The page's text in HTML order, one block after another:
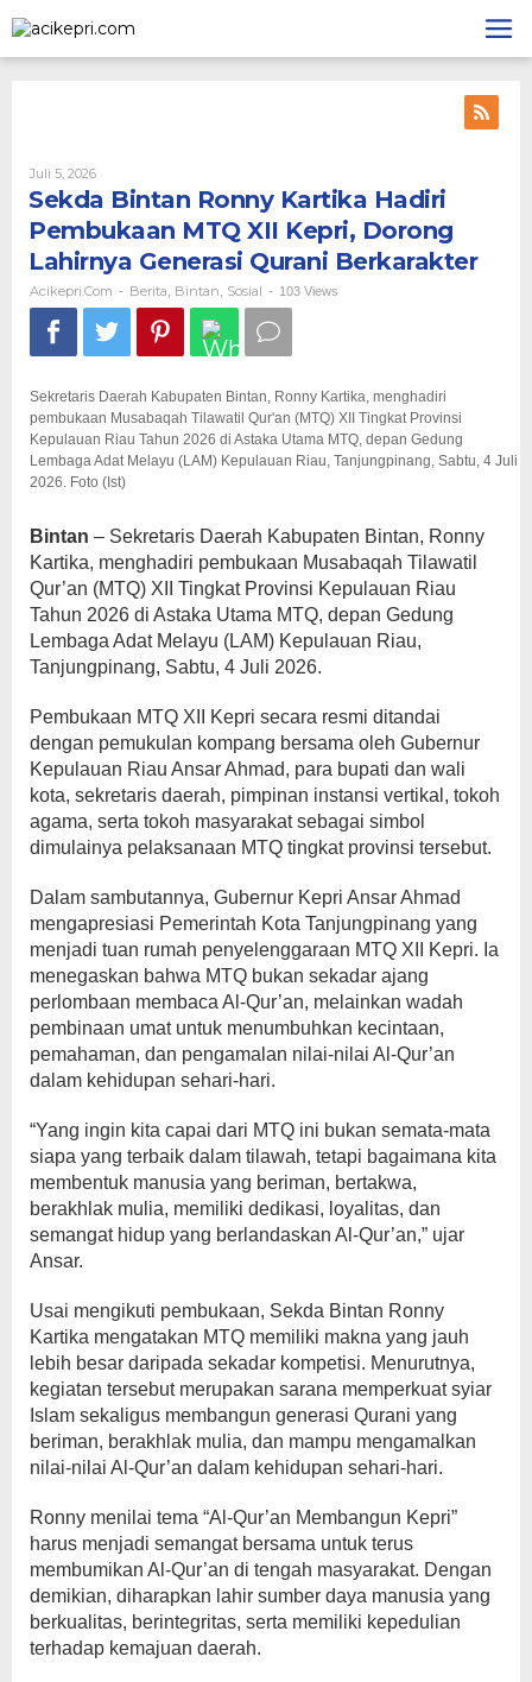
ke
konten
Juli 5, 2026Oleh
Acikepri.com
Sekda Bintan Ronny Kartika Hadiri
Pembukaan MTQ XII Kepri, Dorong
Lahirnya Generasi Qurani Berkarakter
Acikepri.com - Berita Bintan Sosial - 103 Views
Sekretaris Daerah Kabupaten Bintan, Ronny Kartika, menghadiri
pembukaan Musabaqah Tilawatil Qur'an (MTQ) XII Tingkat Provinsi
Kepulauan Riau Tahun 2026 di Astaka Utama MTQ, depan Gedung
Lembaga Adat Melayu (LAM) Kepulauan Riau, Tanjungpinang, Sabtu, 4 Juli
2026. Foto (Ist)
Bintan – Sekretaris Daerah Kabupaten Bintan, Ronny
Kartika, menghadiri pembukaan Musabaqah Tilawatil
Qur’an (MTQ) XII Tingkat Provinsi Kepulauan Riau
Tahun 2026 di Astaka Utama MTQ, depan Gedung
Lembaga Adat Melayu (LAM) Kepulauan Riau,
Tanjungpinang, Sabtu, 4 Juli 2026.
Pembukaan MTQ XII Kepri secara resmi ditandai
dengan pemukulan kompang bersama oleh Gubernur
Kepulauan Riau Ansar Ahmad, para bupati dan wali
kota, sekretaris daerah, pimpinan instansi vertikal, tokoh
agama, serta tokoh masyarakat sebagai simbol
dimulainya pelaksanaan MTQ tingkat provinsi tersebut.
Dalam sambutannya, Gubernur Kepri Ansar Ahmad
mengapresiasi Pemerintah Kota Tanjungpinang yang
menjadi tuan rumah penyelenggaraan MTQ XII Kepri. Ia
menegaskan bahwa MTQ bukan sekadar ajang
perlombaan membaca Al-Qur’an, melainkan wadah
pembinaan umat untuk menumbuhkan kecintaan,
pemahaman, dan pengamalan nilai-nilai Al-Qur’an
dalam kehidupan sehari-hari.
“Yang ingin kita capai dari MTQ ini bukan semata-mata
siapa yang terbaik dalam tilawah, tetapi bagaimana kita
membentuk manusia yang beriman, bertakwa,
berakhlak mulia, memiliki dedikasi, loyalitas, dan
semangat hidup yang berlandaskan Al-Qur’an,” ujar
Ansar.
Usai mengikuti pembukaan, Sekda Bintan Ronny
Kartika mengatakan MTQ memiliki makna yang jauh
lebih besar daripada sekadar kompetisi. Menurutnya,
kegiatan tersebut merupakan sarana memperkuat syiar
Islam sekaligus membangun generasi Qurani yang
beriman, berakhlak mulia, dan mampu mengamalkan
nilai-nilai Al-Qur’an dalam kehidupan sehari-hari.
Ronny menilai tema “Al-Qur’an Membangun Kepri”
harus menjadi semangat bersama untuk terus
membumikan Al-Qur’an di tengah masyarakat. Dengan
demikian, diharapkan lahir sumber daya manusia yang
berkualitas, berintegritas, serta memiliki kepedulian
terhadap kemajuan daerah.